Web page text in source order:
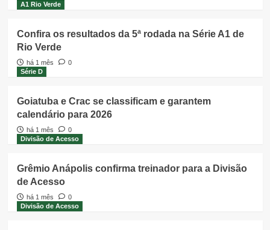
A1 Rio Verde
Confira os resultados da 5ª rodada na Série A1 de
Rio Verde
há 1 mês
0
Série D
Goiatuba e Crac se classificam e garantem
calendário para 2026
há 1 mês
0
Divisão de Acesso
Grêmio Anápolis confirma treinador para a Divisão
de Acesso
há 1 mês
0
Divisão de Acesso